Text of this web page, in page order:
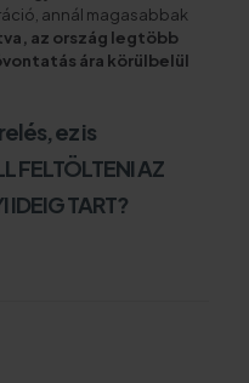
annál magasabbak
az ország legtöbb
ára körülbelül
, ez is
FELTÖLTENI AZ
IDEIG TART?